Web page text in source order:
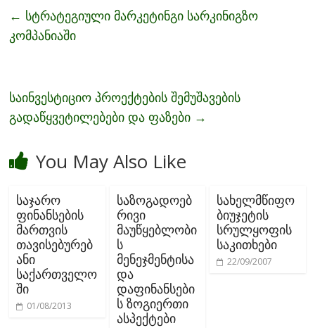
b
o
k
er l e
← სტრატეგიული მარკეტინგი სარკინიგზო
კომპანიაში
საინვესტიციო პროექტების შემუშავების
გადაწყვეტილებები და ფაზები →
You May Also Like
საჯარო
ფინანსების
მართვის
თავისებურებ
ანი
საქართველო
ში
01/08/2013
საზოგადოებ
რივი
მაუწყებლობი
ს
მენეჯმენტისა
და
დაფინანსები
ს ზოგიერთი
ასპექტები
სახელმწიფო
ბიუჯეტის
სრულყოფის
საკითხები
22/09/2007